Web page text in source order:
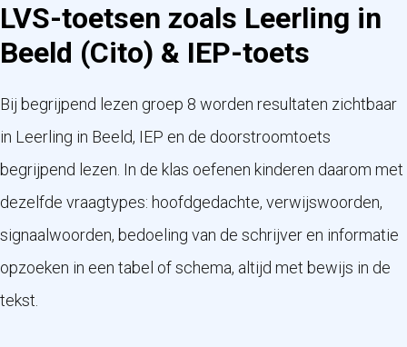
LVS-toetsen zoals Leerling in
Beeld (Cito) & IEP-toets
Bij begrijpend lezen groep 8 worden resultaten zichtbaar
in Leerling in Beeld, IEP en de doorstroomtoets
begrijpend lezen. In de klas oefenen kinderen daarom met
dezelfde vraagtypes: hoofdgedachte, verwijswoorden,
signaalwoorden, bedoeling van de schrijver en informatie
opzoeken in een tabel of schema, altijd met bewijs in de
tekst.